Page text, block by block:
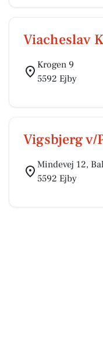
Viacheslav
Krogen 9
5592 Ejby
Vigsbjerg v/
Mindevej 12,
5592 Ejby